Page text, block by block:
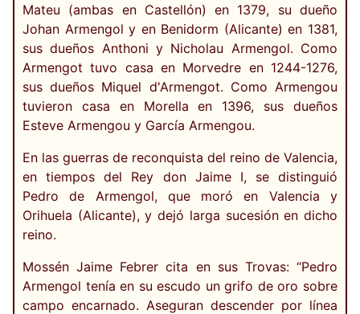
Mateu (ambas en Castellón) en 1379, su dueño
Johan Armengol y en Benidorm (Alicante) en 1381,
sus dueños Anthoni y Nicholau Armengol. Como
Armengot tuvo casa en Morvedre en 1244-1276,
sus dueños Miquel d'Armengot. Como Armengou
tuvieron casa en Morella en 1396, sus dueños
Esteve Armengou y García Armengou.
En las guerras de reconquista del reino de Valencia,
en tiempos del Rey don Jaime I, se distinguió
Pedro de Armengol, que moró en Valencia y
Orihuela (Alicante), y dejó larga sucesión en dicho
reino.
Mossén Jaime Febrer cita en sus Trovas: “Pedro
Armengol tenía en su escudo un grifo de oro sobre
campo encarnado. Aseguran descender por línea